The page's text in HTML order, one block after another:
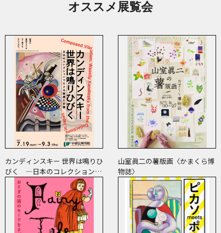
オススメ展覧会
カンディンスキー 世界は鳴りひ
びく ―日本のコレクションで
たどる画業と反響―
山室眞二の薯版画〈かまくら博
物誌〉